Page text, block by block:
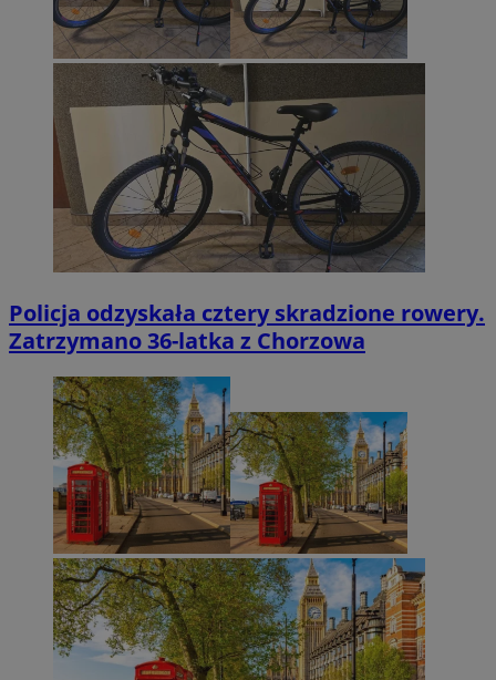
Policja odzyskała cztery skradzione rowery.
Zatrzymano 36-latka z Chorzowa